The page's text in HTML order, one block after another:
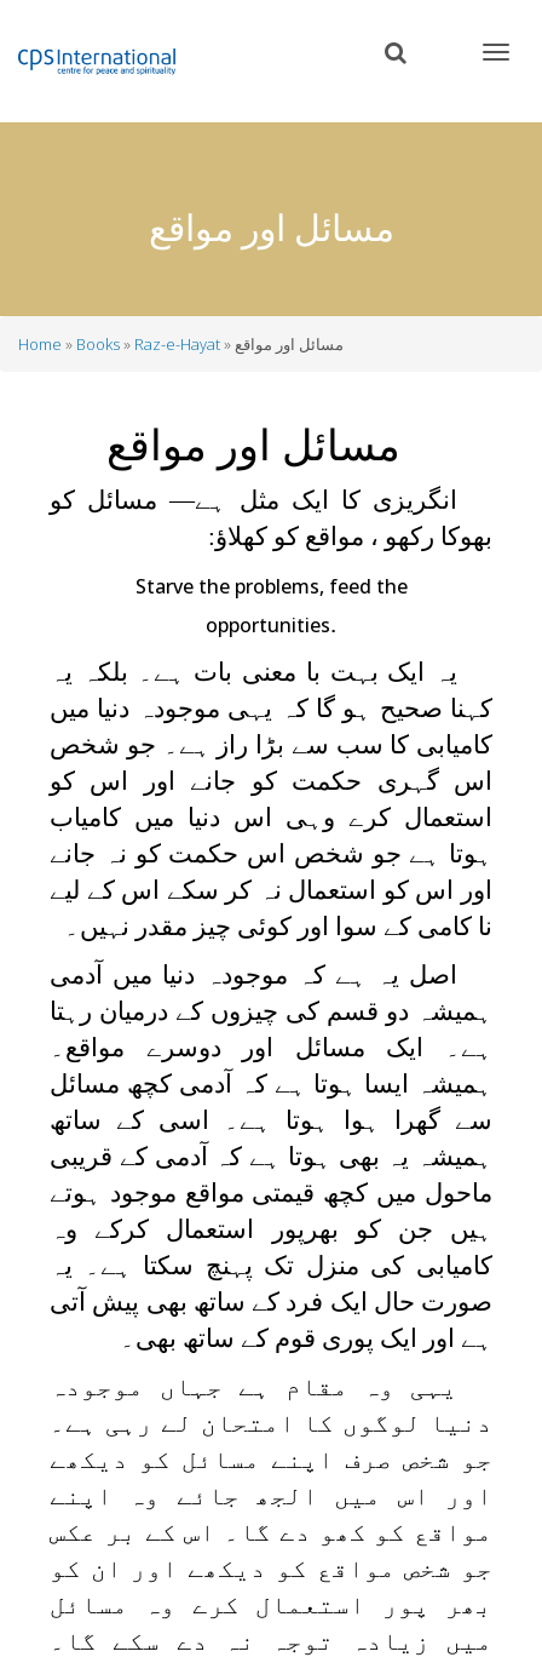
content
مسائل اور مواقع
Home Books Raz-e-Hayat مسائل اور مواقع
مسائل اور مواقع
انگریزی کا ایک مثل ہے— مسائل کو
بھوکا رکھو ، مواقع کو کھلاؤ:
Starve the problems, feed the
opportunities.
یہ ایک بہت با معنی بات ہے۔ بلکہ یہ
کہنا صحیح ہو گا کہ یہی موجودہ دنیا میں
کامیابی کا سب سے بڑا راز ہے۔ جو شخص
اس گہری حکمت کو جانے اور اس کو
استعمال کرے وہی اس دنیا میں کامیاب
ہوتا ہے جو شخص اس حکمت کو نہ جانے
اور اس کو استعمال نہ کر سکے اس کے لیے
نا کامی کے سوا اور کوئی چیز مقدر نہیں۔
اصل یہ ہے کہ موجودہ دنیا میں آدمی
ہمیشہ دو قسم کی چیزوں کے درمیان رہتا
ہے۔ ایک مسائل اور دوسرے مواقع۔
ہمیشہ ایسا ہوتا ہے کہ آدمی کچھ مسائل
سے گھرا ہوا ہوتا ہے۔ اسی کے ساتھ
ہمیشہ یہ بھی ہوتا ہے کہ آدمی کے قریبی
ماحول میں کچھ قیمتی مواقع موجود ہوتے
ہیں جن کو بھرپور استعمال کرکے وہ
کامیابی کی منزل تک پہنچ سکتا ہے۔ یہ
صورت حال ایک فرد کے ساتھ بھی پیش آتی
ہے اور ایک پوری قوم کے ساتھ بھی۔
یہی وہ مقام ہے جہاں موجودہ
دنیا لوگوں کا امتحان لے رہی ہے۔
جو شخص صرف اپنے مسائل کو دیکھے
اور اس میں الجھ جائے وہ اپنے
مواقع کو کھو دے گا۔ اس کے بر عکس
جو شخص مواقع کو دیکھے اور ان کو
بھر پور استعمال کرے وہ مسائل
میں زیادہ توجہ نہ دے سکے گا۔